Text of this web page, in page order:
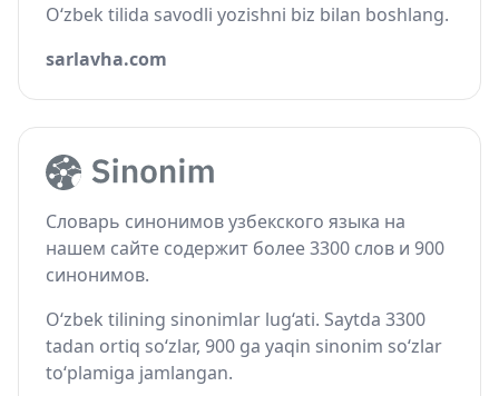
O‘zbek tilida savodli yozishni biz bilan boshlang.
sarlavha.com
Словарь синонимов узбекского языка на
нашем сайте содержит более 3300 слов и 900
синонимов.
O‘zbek tilining sinonimlar lug‘ati. Saytda 3300
tadan ortiq so‘zlar, 900 ga yaqin sinonim so‘zlar
to‘plamiga jamlangan.